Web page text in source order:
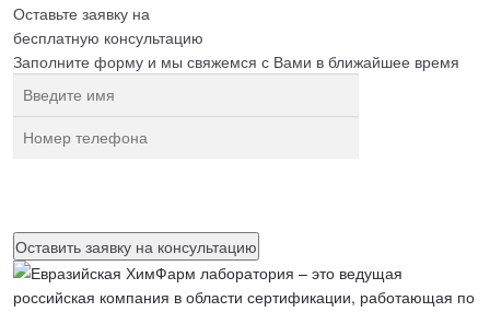
Оставьте заявку на
бесплатную консультацию
Заполните форму и мы свяжемся с Вами в ближайшее время